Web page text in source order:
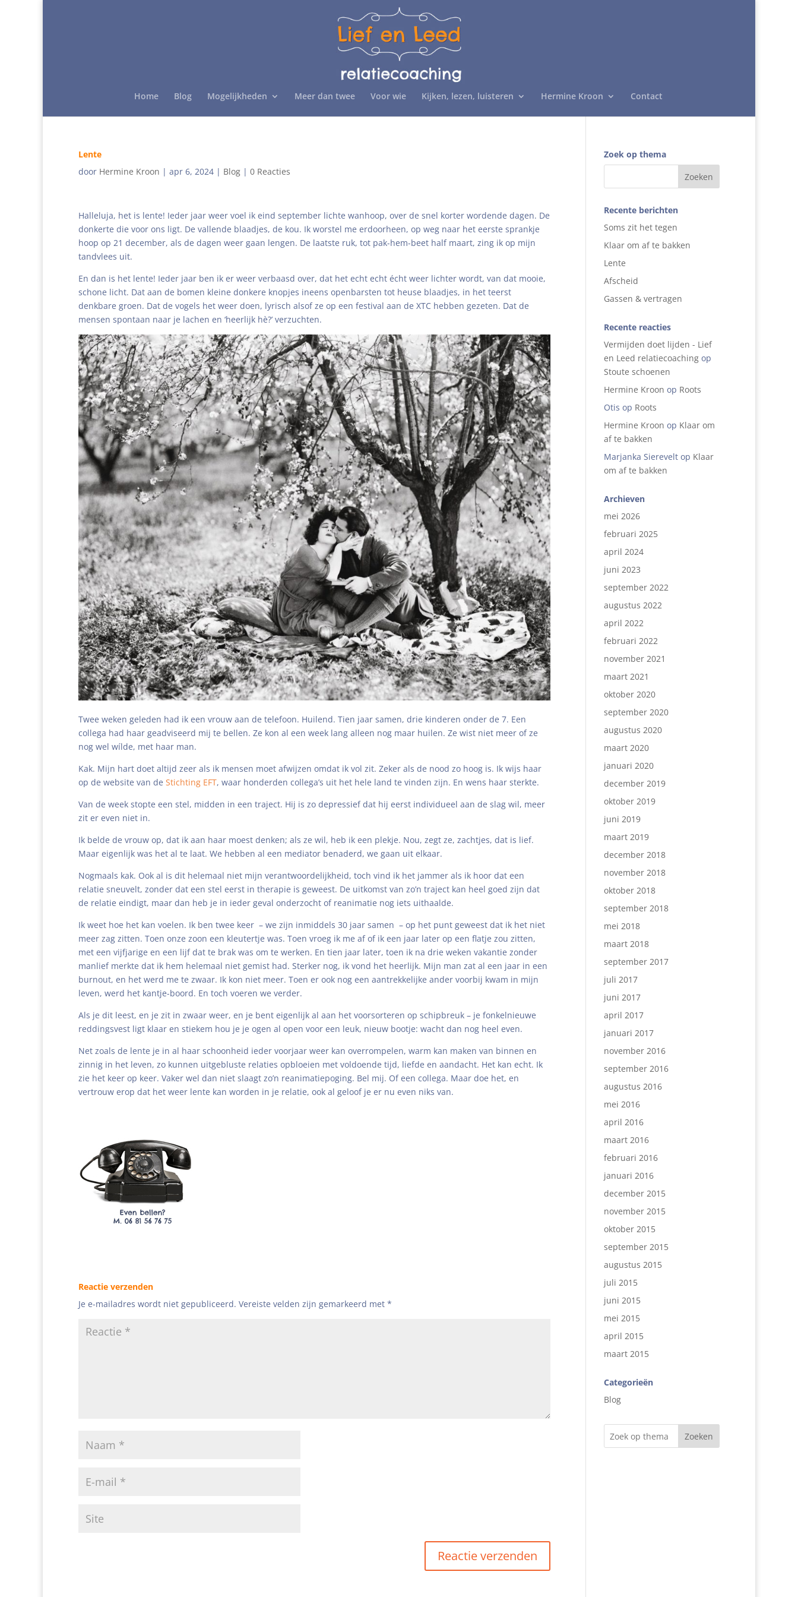
Home Blog Mogelijkheden Meer dan twee Voor wie Kijken, lezen, luisteren Hermine Kroon Contact
Lente
door Hermine Kroon | apr 6, 2024 | Blog | 0 Reacties
Halleluja, het is lente! Ieder jaar weer voel ik eind september lichte wanhoop, over de snel korter wordende dagen. De
donkerte die voor ons ligt. De vallende blaadjes, de kou. Ik worstel me erdoorheen, op weg naar het eerste sprankje
hoop op 21 december, als de dagen weer gaan lengen. De laatste ruk, tot pak-hem-beet half maart, zing ik op mijn
tandvlees uit.
En dan is het lente! Ieder jaar ben ik er weer verbaasd over, dat het echt echt écht weer lichter wordt, van dat mooie,
schone licht. Dat aan de bomen kleine donkere knopjes ineens openbarsten tot heuse blaadjes, in het teerst
denkbare groen. Dat de vogels het weer doen, lyrisch alsof ze op een festival aan de XTC hebben gezeten. Dat de
mensen spontaan naar je lachen en ‘heerlijk hè?’ verzuchten.
Twee weken geleden had ik een vrouw aan de telefoon. Huilend. Tien jaar samen, drie kinderen onder de 7. Een
collega had haar geadviseerd mij te bellen. Ze kon al een week lang alleen nog maar huilen. Ze wist niet meer of ze
nog wel wílde, met haar man.
Kak. Mijn hart doet altijd zeer als ik mensen moet afwijzen omdat ik vol zit. Zeker als de nood zo hoog is. Ik wijs haar
op de website van de Stichting EFT, waar honderden collega’s uit het hele land te vinden zijn. En wens haar sterkte.
Van de week stopte een stel, midden in een traject. Hij is zo depressief dat hij eerst individueel aan de slag wil, meer
zit er even niet in.
Ik belde de vrouw op, dat ik aan haar moest denken; als ze wil, heb ik een plekje. Nou, zegt ze, zachtjes, dat is lief.
Maar eigenlijk was het al te laat. We hebben al een mediator benaderd, we gaan uit elkaar.
Nogmaals kak. Ook al is dit helemaal niet mijn verantwoordelijkheid, toch vind ik het jammer als ik hoor dat een
relatie sneuvelt, zonder dat een stel eerst in therapie is geweest. De uitkomst van zo’n traject kan heel goed zijn dat
de relatie eindigt, maar dan heb je in ieder geval onderzocht of reanimatie nog iets uithaalde.
Ik weet hoe het kan voelen. Ik ben twee keer – we zijn inmiddels 30 jaar samen – op het punt geweest dat ik het niet
meer zag zitten. Toen onze zoon een kleutertje was. Toen vroeg ik me af of ik een jaar later op een flatje zou zitten,
met een vijfjarige en een lijf dat te brak was om te werken. En tien jaar later, toen ik na drie weken vakantie zonder
manlief merkte dat ik hem helemaal niet gemist had. Sterker nog, ik vond het heerlijk. Mijn man zat al een jaar in een
burnout, en het werd me te zwaar. Ik kon niet meer. Toen er ook nog een aantrekkelijke ander voorbij kwam in mijn
leven, werd het kantje-boord. En toch voeren we verder.
Als je dit leest, en je zit in zwaar weer, en je bent eigenlijk al aan het voorsorteren op schipbreuk – je fonkelnieuwe
reddingsvest ligt klaar en stiekem hou je je ogen al open voor een leuk, nieuw bootje: wacht dan nog heel even.
Net zoals de lente je in al haar schoonheid ieder voorjaar weer kan overrompelen, warm kan maken van binnen en
zinnig in het leven, zo kunnen uitgebluste relaties opbloeien met voldoende tijd, liefde en aandacht. Het kan echt. Ik
zie het keer op keer. Vaker wel dan niet slaagt zo’n reanimatiepoging. Bel mij. Of een collega. Maar doe het, en
vertrouw erop dat het weer lente kan worden in je relatie, ook al geloof je er nu even niks van.
Reactie verzenden
Je e-mailadres wordt niet gepubliceerd. Vereiste velden zijn gemarkeerd met *
Zoek op thema
Recente berichten
Soms zit het tegen
Klaar om af te bakken
Lente
Afscheid
Gassen & vertragen
Recente reacties
Vermijden doet lijden - Lief
en Leed relatiecoachingop
Stoute schoenen
Hermine Kroon op Roots
Otis op Roots
Hermine Kroon op Klaar om
af te bakken
Marjanka Siereveltop Klaar
om af te bakken
Archieven
mei 2026
februari 2025
april 2024
juni 2023
september 2022
augustus 2022
april 2022
februari 2022
november 2021
maart 2021
oktober 2020
september 2020
augustus 2020
maart 2020
januari 2020
december 2019
oktober 2019
juni 2019
maart 2019
december 2018
november 2018
oktober 2018
september 2018
mei 2018
maart 2018
september 2017
juli 2017
juni 2017
april 2017
januari 2017
november 2016
september 2016
augustus 2016
mei 2016
april 2016
maart 2016
februari 2016
januari 2016
december 2015
november 2015
oktober 2015
september 2015
augustus 2015
juli 2015
juni 2015
mei 2015
april 2015
maart 2015
Categorieën
Blog
Zoeken